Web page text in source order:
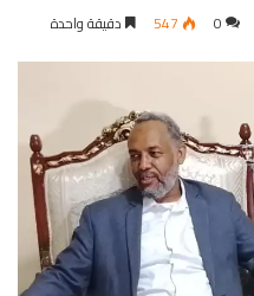
0
547 دقيقة واحدة